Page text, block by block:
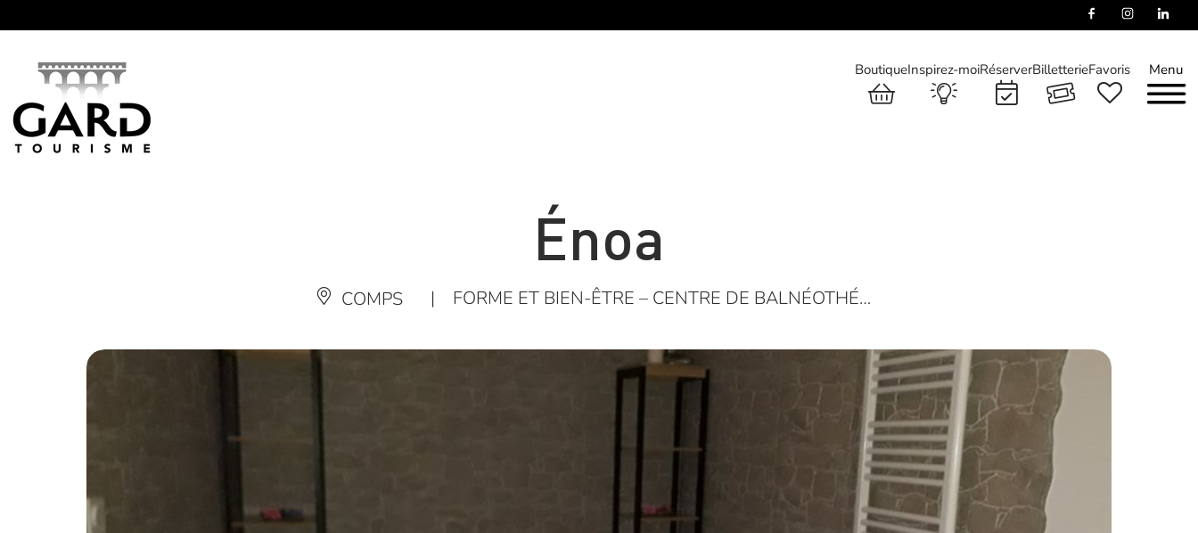
Menu
BoutiqueInspirez-moiRéserverBilletterieFavoris
Énoa
COMPS | FORME ET BIEN-ÊTRE – CENTRE DE BALNÉOTHÉ…